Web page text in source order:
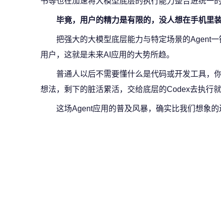
毕竟，用户的精力是有限的，没人想在手机里
把强大的大模型底层能力与特定场景的Agent
用户，这就是未来AI应用的大势所趋。
普通人以后不需要懂什么是代码或开发工具，
想法，剩下的脏活累活，交给底层的Codex去执行
这场Agent应用的普及风暴，确实比我们想象